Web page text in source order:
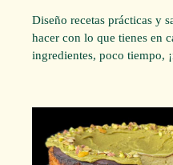
Diseño recetas prácticas y
hacer con lo que tienes en
ingredientes, poco tiempo,